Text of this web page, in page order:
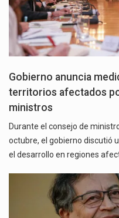
Gobierno anuncia
territorios afectados
ministros
Durante el consejo de
octubre, el gobierno discutió
el desarrollo en regiones